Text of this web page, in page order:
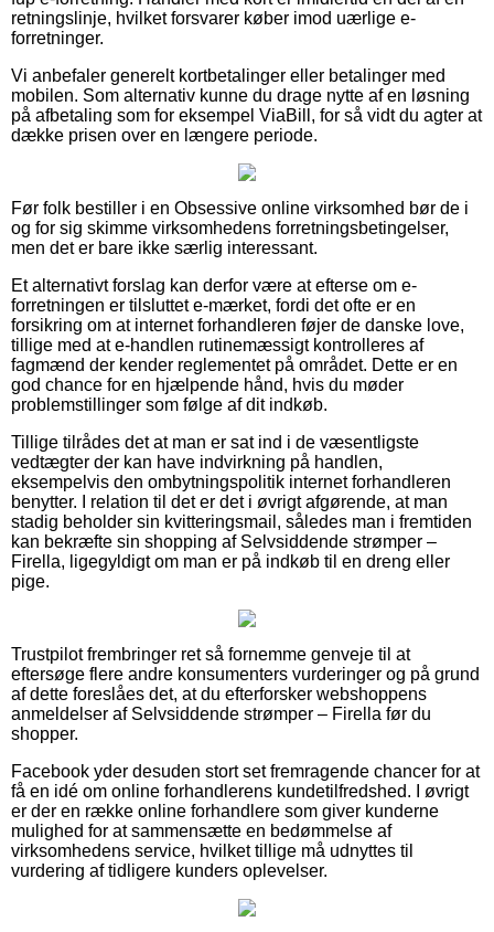
retningslinje, hvilket forsvarer køber imod uærlige e-
forretninger.
Vi anbefaler generelt kortbetalinger eller betalinger med
mobilen. Som alternativ kunne du drage nytte af en løsning
på afbetaling som for eksempel ViaBill, for så vidt du agter at
dække prisen over en længere periode.
Før folk bestiller i en Obsessive online virksomhed bør de i
og for sig skimme virksomhedens forretningsbetingelser,
men det er bare ikke særlig interessant.
Et alternativt forslag kan derfor være at efterse om e-
forretningen er tilsluttet e-mærket, fordi det ofte er en
forsikring om at internet forhandleren føjer de danske love,
tillige med at e-handlen rutinemæssigt kontrolleres af
fagmænd der kender reglementet på området. Dette er en
god chance for en hjælpende hånd, hvis du møder
problemstillinger som følge af dit indkøb.
Tillige tilrådes det at man er sat ind i de væsentligste
vedtægter der kan have indvirkning på handlen,
eksempelvis den ombytningspolitik internet forhandleren
benytter. I relation til det er det i øvrigt afgørende, at man
stadig beholder sin kvitteringsmail, således man i fremtiden
kan bekræfte sin shopping af Selvsiddende strømper –
Firella, ligegyldigt om man er på indkøb til en dreng eller
pige.
Trustpilot frembringer ret så fornemme genveje til at
eftersøge flere andre konsumenters vurderinger og på grund
af dette foreslåes det, at du efterforsker webshoppens
anmeldelser af Selvsiddende strømper – Firella før du
shopper.
Facebook yder desuden stort set fremragende chancer for at
få en idé om online forhandlerens kundetilfredshed. I øvrigt
er der en række online forhandlere som giver kunderne
mulighed for at sammensætte en bedømmelse af
virksomhedens service, hvilket tillige må udnyttes til
vurdering af tidligere kunders oplevelser.